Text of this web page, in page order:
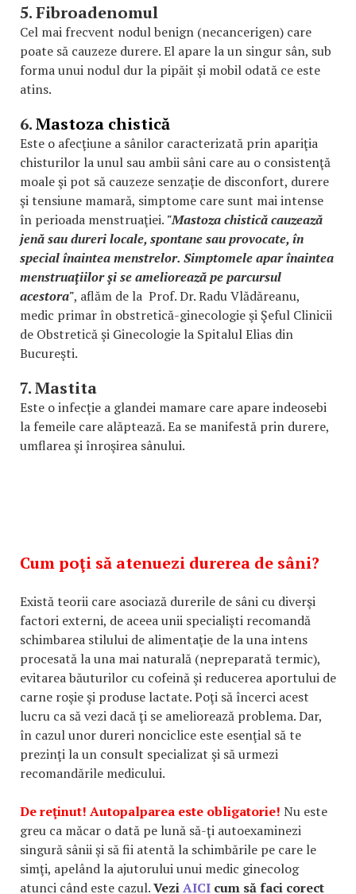
5. Fibroadenomul
Cel mai frecvent nodul benign (necancerigen) care
poate să cauzeze durere. El apare la un singur sân, sub
forma unui nodul dur la pipăit şi mobil odată ce este
atins.
6.Mastoza chistică
Este o afecţiune a sânilor caracterizată prin apariţia
chisturilor la unul sau ambii sâni care au o consistenţă
moale şi pot să cauzeze senzaţie de disconfort, durere
şi tensiune mamară, simptome care sunt mai intense
în perioada menstruaţiei. "Mastoza chistică cauzează
jenă sau dureri locale, spontane sau provocate, în
special înaintea menstrelor. Simptomele apar înaintea
menstruaţiilor şi se ameliorează pe parcursul
acestora", aflăm de la Prof. Dr. Radu Vlădăreanu,
medic primar în obstretică-ginecologie şi Şeful Clinicii
de Obstretică şi Ginecologie la Spitalul Elias din
Bucureşti.
7. Mastita
Este o infecţie a glandei mamare care apare indeosebi
la femeile care alăptează. Ea se manifestă prin durere,
umflarea şi înroşirea sânului.
Cum poţi să atenuezi durerea de sâni?
Există teorii care asociază durerile de sâni cu diverşi
factori externi, de aceea unii specialişti recomandă
schimbarea stilului de alimentaţie de la una intens
procesată la una mai naturală (nepreparată termic),
evitarea băuturilor cu cofeină şi reducerea aportului de
carne roşie şi produse lactate. Poţi să încerci acest
lucru ca să vezi dacă ţi se ameliorează problema. Dar,
în cazul unor dureri nonciclice este esenţial să te
prezinţi la un consult specializat şi să urmezi
recomandările medicului.
De reţinut! Autopalparea este obligatorie! Nu este
greu ca măcar o dată pe lună să-ţi autoexaminezi
singură sânii şi să fii atentă la schimbările pe care le
simţi, apelând la ajutorului unui medic ginecolog
atunci când este cazul.VeziAICI cum să faci corect